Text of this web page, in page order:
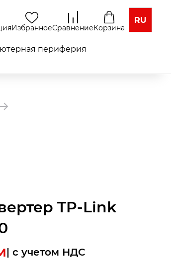
ИзбранноеСравнениеКорзина
RU
периферия
TP-Link
| c учетом НДС